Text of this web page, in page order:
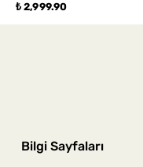
₺ 2,999.90
Bilgi Sayfaları